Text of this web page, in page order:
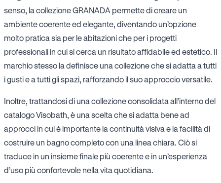
senso, la collezione GRANADA permette di creare un
ambiente coerente ed elegante, diventando un’opzione
molto pratica sia per le abitazioni che per i progetti
professionali in cui si cerca un risultato affidabile ed estetico. Il
marchio stesso la definisce una collezione che si adatta a tutti
i gusti e a tutti gli spazi, rafforzando il suo approccio versatile.
Inoltre, trattandosi di una collezione consolidata all’interno del
catalogo Visobath, è una scelta che si adatta bene ad
approcci in cui è importante la continuità visiva e la facilità di
costruire un bagno completo con una linea chiara. Ciò si
traduce in un insieme finale più coerente e in un’esperienza
d’uso più confortevole nella vita quotidiana.